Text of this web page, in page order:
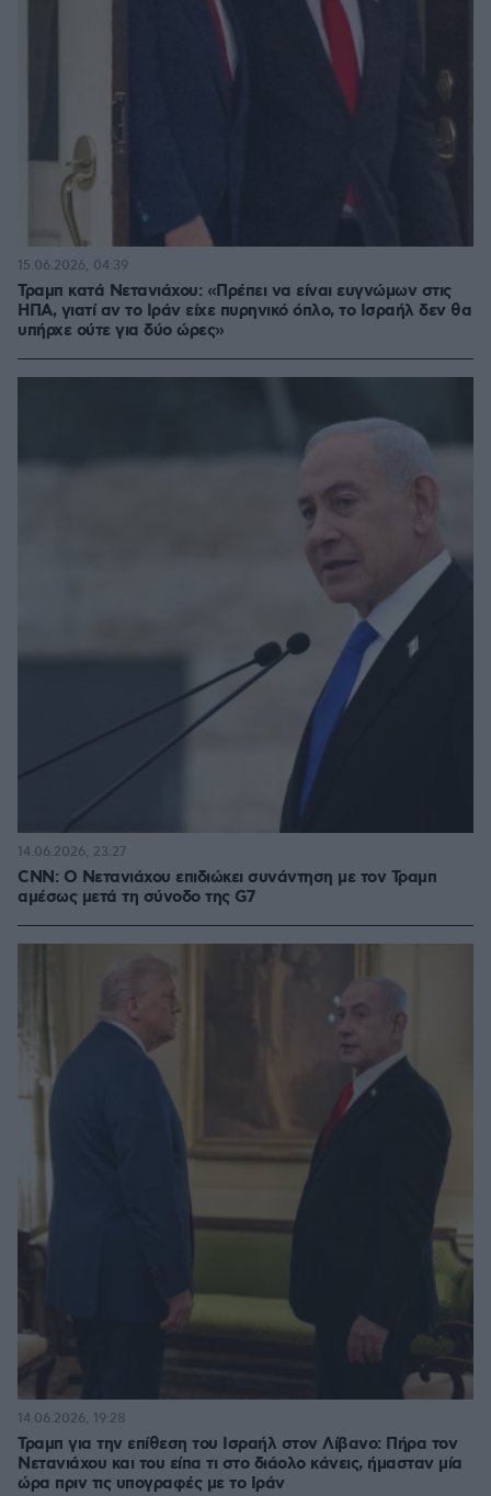
Τραμπ κατά Νετανιάχου: «Πρέπει να είναι ευγνώμων στις
ΗΠΑ, γιατί αν το Ιράν είχε πυρηνικό όπλο, το Ισραήλ δεν θα
υπήρχε ούτε για δύο ώρες»
15.06.2026, 04:39
CNN: Ο Νετανιάχου επιδιώκει συνάντηση με τον Τραμπ
αμέσως μετά τη σύνοδο της G7
14.06.2026, 23:27
Τραμπ για την επίθεση του Ισραήλ στον Λίβανο: Πήρα τον
Νετανιάχου και του είπα τι στο διάολο κάνεις, ήμασταν μία
ώρα πριν τις υπογραφές με το Ιράν
14.06.2026, 19:28